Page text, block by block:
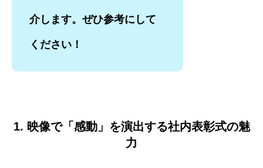
介します。ぜひ参考にして
ください！
1. 映像で「感動」を演出する社内表彰式の魅
力